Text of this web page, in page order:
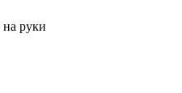
на руки